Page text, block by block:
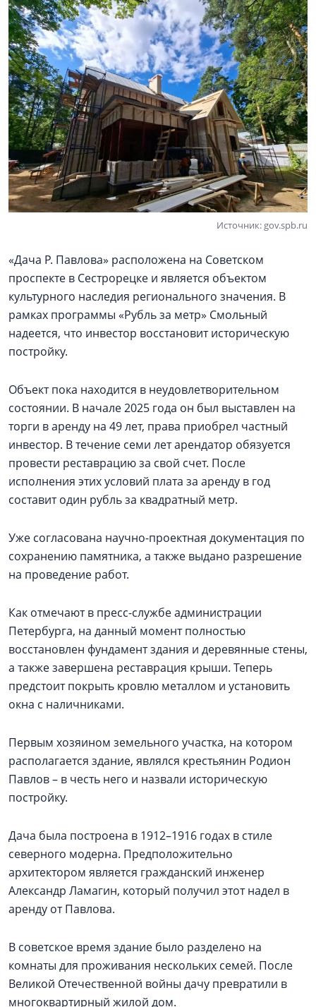
Источник: gov.spb.ru
«Дача Р. Павлова» расположена на Советском
проспекте в Сестрорецке и является объектом
культурного наследия регионального значения. В
рамках программы «Рубль за метр» Смольный
надеется, что инвестор восстановит историческую
постройку.
Объект пока находится в неудовлетворительном
состоянии. В начале 2025 года он был выставлен на
торги в аренду на 49 лет, права приобрел частный
инвестор. В течение семи лет арендатор обязуется
провести реставрацию за свой счет. После
исполнения этих условий плата за аренду в год
составит один рубль за квадратный метр.
Уже согласована научно-проектная документация по
сохранению памятника, а также выдано разрешение
на проведение работ.
Как отмечают в пресс-службе администрации
Петербурга, на данный момент полностью
восстановлен фундамент здания и деревянные стены,
а также завершена реставрация крыши. Теперь
предстоит покрыть кровлю металлом и установить
окна с наличниками.
Первым хозяином земельного участка, на котором
располагается здание, являлся крестьянин Родион
Павлов – в честь него и назвали историческую
постройку.
Дача была построена в 1912–1916 годах в стиле
северного модерна. Предположительно
архитектором является гражданский инженер
Александр Ламагин, который получил этот надел в
аренду от Павлова.
В советское время здание было разделено на
комнаты для проживания нескольких семей. После
Великой Отечественной войны дачу превратили в
многоквартирный жилой дом.